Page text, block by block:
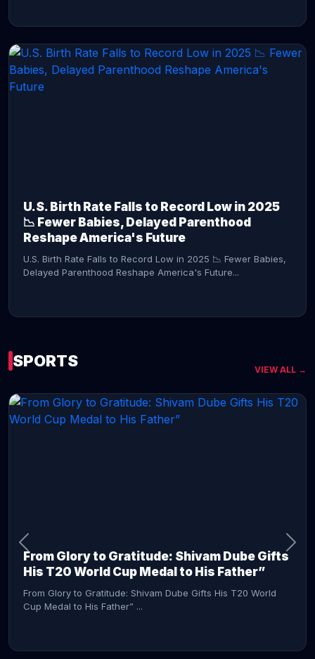
U.S. Birth Rate Falls to Record Low in 2025
📉 Fewer Babies, Delayed Parenthood
Reshape America's Future
U.S. Birth Rate Falls to Record Low in 2025 📉 Fewer Babies,
Delayed Parenthood Reshape America's Future...
SPORTS VIEW ALL →
From Glory to Gratitude: Shivam Dube Gifts
His T20 World Cup Medal to His Father”
From Glory to Gratitude: Shivam Dube Gifts His T20 World
Cup Medal to His Father” ...